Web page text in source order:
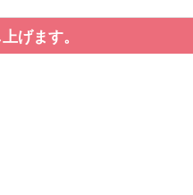
げます。